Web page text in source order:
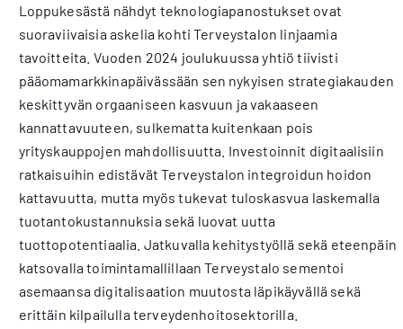
Loppukesästä nähdyt teknologiapanostukset ovat
suoraviivaisia askelia kohti Terveystalon linjaamia
tavoitteita. Vuoden 2024 joulukuussa yhtiö tiivisti
pääomamarkkinapäivässään sen nykyisen strategiakauden
keskittyvän orgaaniseen kasvuun ja vakaaseen
kannattavuuteen, sulkematta kuitenkaan pois
yrityskauppojen mahdollisuutta. Investoinnit digitaalisiin
ratkaisuihin edistävät Terveystalon integroidun hoidon
kattavuutta, mutta myös tukevat tuloskasvua laskemalla
tuotantokustannuksia sekä luovat uutta
tuottopotentiaalia. Jatkuvalla kehitystyöllä sekä eteenpäin
katsovalla toimintamallillaan Terveystalo sementoi
asemaansa digitalisaation muutosta läpikäyvällä sekä
erittäin kilpailulla terveydenhoitosektorilla.